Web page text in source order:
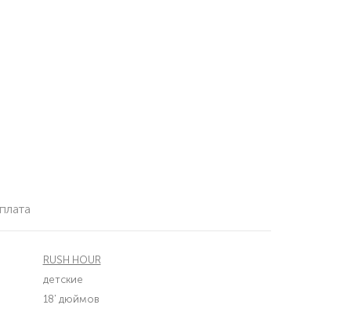
RUSH HOUR
детские
18' дюймов